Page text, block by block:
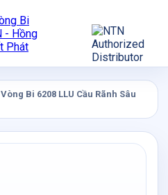
Vòng Bi 6208 LLU Cầu Rãnh Sâu